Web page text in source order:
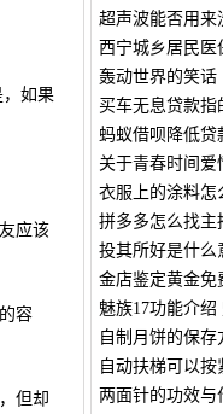
如果
应该
容
但却
超声波能否用来
西宁城乡居民医
轰动世界的笑话
买车无息贷款指
蚂蚁借呗降低贷
关于青春时间爱
衣服上的涂料怎
拼多多怎么找主
投其所好是什么
金店鉴定黄金免
魅族17功能介绍
自制月饼的保
自动扶梯可以
两面针的功效与